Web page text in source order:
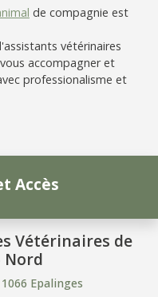
de compagnie est
vétérinaires
accompagner et
professionalisme et
Accès
Vétérinaires de
Nord
Epalinges